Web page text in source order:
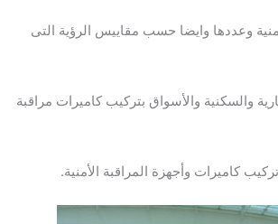
وعددها وايضا حسب مقاييس الرؤية التى
والسكنية والأسواق بتركيب كاميرات مراقبة
كاميرات وأجهزة المراقبة الأمنية.